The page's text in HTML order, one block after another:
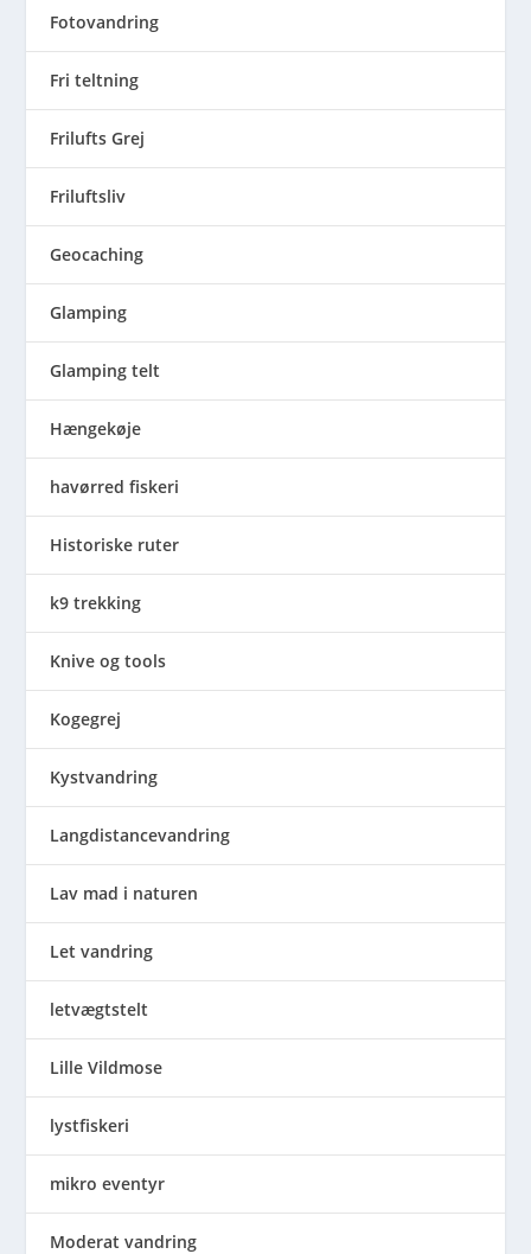
Fotovandring
Fri teltning
Frilufts Grej
Friluftsliv
Geocaching
Glamping
Glamping telt
Hængekøje
havørred fiskeri
Historiske ruter
k9 trekking
Knive og tools
Kogegrej
Kystvandring
Langdistancevandring
Lav mad i naturen
Let vandring
letvægtstelt
Lille Vildmose
lystfiskeri
mikro eventyr
Moderat vandring